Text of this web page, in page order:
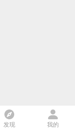
发现 我的